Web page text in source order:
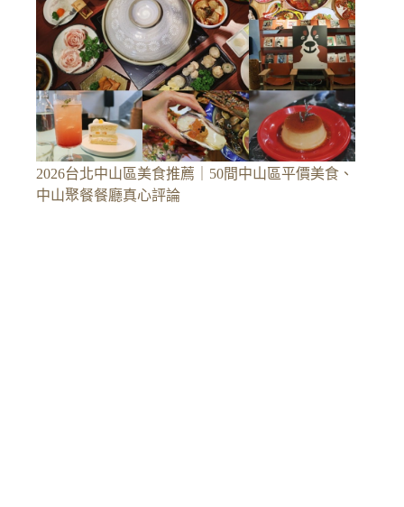
2026台北中山區美食推薦｜50間中山區平價美食、
中山聚餐餐廳真心評論